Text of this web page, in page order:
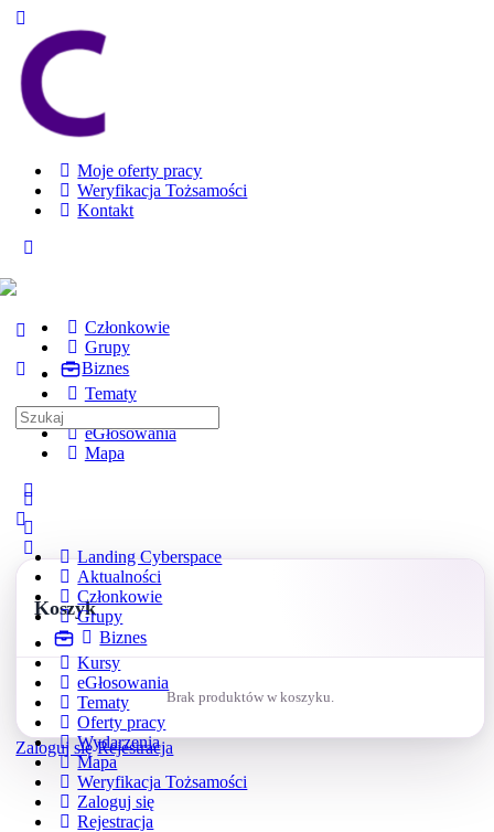
Side
Panel
Moje oferty pracy
Weryfikacja Tożsamości
Kontakt
Członkowie
Grupy
Biznes
Tematy
Kursy
eGłosowania
Mapa
Koszyk
Brak produktów w koszyku.
Zaloguj się Rejestracja
Search
for:
Landing Cyberspace
Aktualności
Członkowie
Grupy
Biznes
Kursy
eGłosowania
Tematy
Oferty pracy
Wydarzenia
Mapa
Weryfikacja Tożsamości
Zaloguj się
Rejestracja